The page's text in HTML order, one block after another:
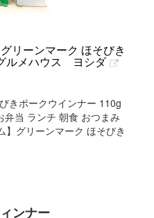
リーンマーク ほそびき
ルメハウス ヨシダ
きポークウインナー 110g
当 ランチ 朝食 おつまみ
】グリーンマーク ほそびき
ンナー